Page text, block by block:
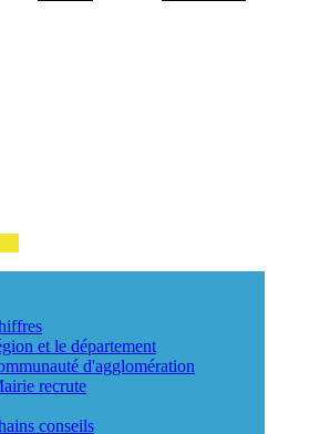
et le département
d'agglomération
recrute
conseils